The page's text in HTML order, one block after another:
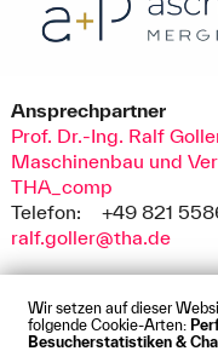
Wir setzen auf dieser
folgende Cookie-Arten:
Besucherstatistiken &
Ansprechpartner
Prof. Dr.-Ing. Ralf
Maschinenbau und
THA_comp
Telefon:
+49 821
ralf.goller@tha.de